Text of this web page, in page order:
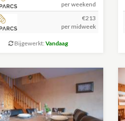
per weekend
€213
per midweek
Bijgewerkt:Vandaag